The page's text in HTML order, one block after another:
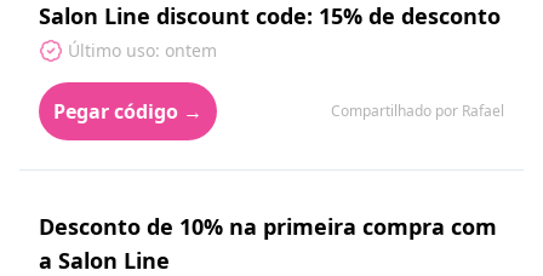
Salon Line discount code: 15% de desconto
Último uso: ontem
Pegar código → Compartilhado por Rafael
Desconto de 10% na primeira compra com
a Salon Line